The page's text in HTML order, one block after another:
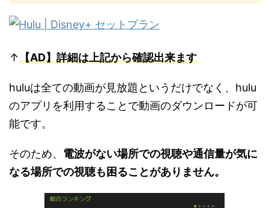
↑【AD】詳細は上記から確認出来ます
huluは全ての動画が見放題というだけでなく、hulu
のアプリを利用することで動画のダウンロードが可
能です。
そのため、 電波がない場所での視聴や通信量が気に
なる場所での視聴も困ることがありません。